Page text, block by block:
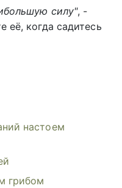
силу", -
её, когда садитесь
настоем
грибом